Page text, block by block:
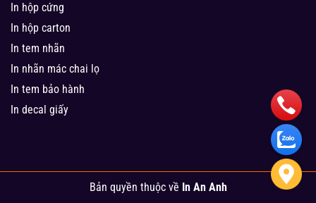
In hộp cứng
In hộp carton
In tem nhãn
In nhãn mác chai lọ
In tem bảo hành
In decal giấy
Bản quyền thuộc về In An Anh